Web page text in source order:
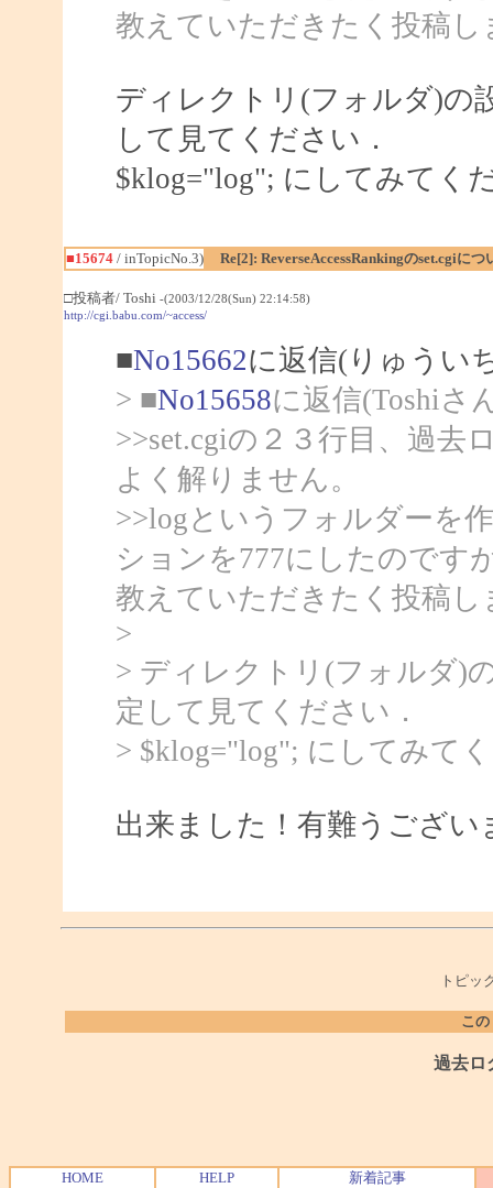
教えていただきたく投稿し
ディレクトリ(フォルダ)の
して見てください．
$klog="log"; にしてみてく
■15674/ inTopicNo.3) Re[2]: ReverseAccessRankingのset.cgiにつ
□投稿者/ Toshi -(2003/12/28(Sun) 22:14:58)
http://cgi.babu.com/~access/
■No15662に返信(りゅうい
> ■No15658に返信(Toshiさ
>>set.cgiの２３行目、過去
よく解りません。
>>logというフォルダーを
ションを777にしたのです
教えていただきたく投稿し
>
> ディレクトリ(フォルダ)
定して見てください．
> $klog="log"; にしてみて
出来ました！有難うござい
トピッ
こ
過去ロ
HOME HELP 新着記事